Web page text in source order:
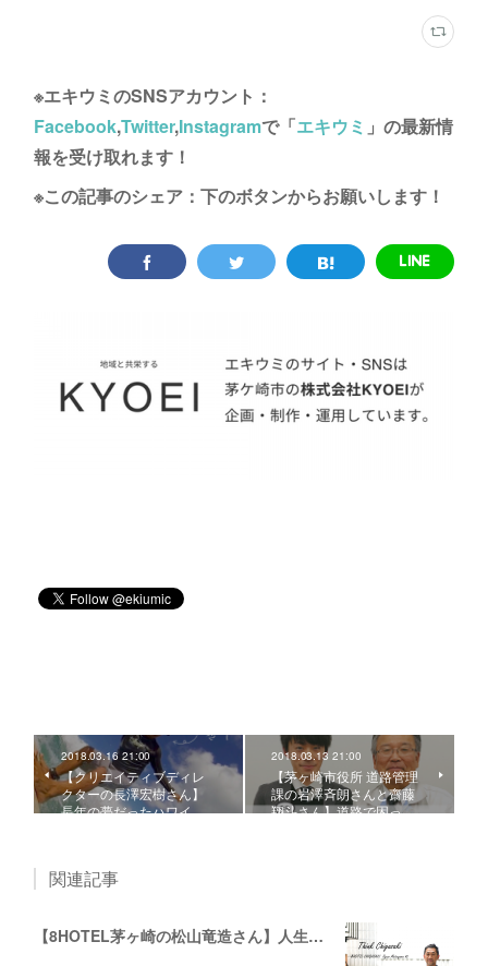
※エキウミのSNSアカウント：
Facebook,Twitter,Instagramで「エキウミ 」の最新情
報を受け取れます！
※この記事のシェア：下のボタンからお願いします！
2018.03.16 21:00
【クリエイティブディレ
クターの長澤宏樹さん】
長年の夢だったハワイ…
2018.03.13 21:00
【茅ヶ崎市役所 道路管理
課の岩澤斉朗さんと齋藤
翔斗さん】道路で困っ…
関連記事
【8HOTEL茅ヶ崎の松山竜造さん】人生を変えた、社長との再会。ゼットンから湘南レーベルへ。